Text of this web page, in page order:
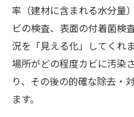
率（建材に含まれる水分量
ビの検査、表面の付着菌検
況を「見える化」してくれ
場所がどの程度カビに汚染
り、その後の的確な除去・
ます。